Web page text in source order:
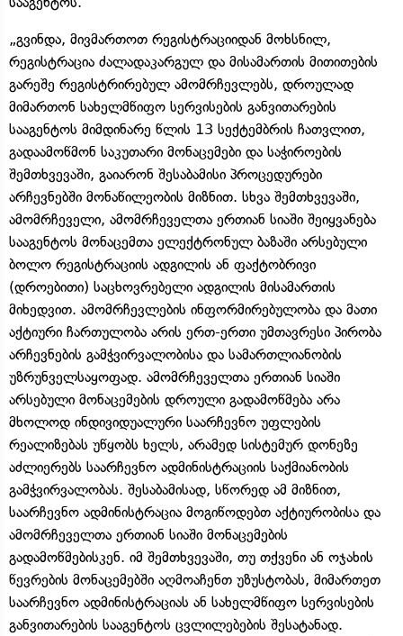
„გვინდა, მივმართოთ რეგისტრაციიდან მოხსნილ,
რეგისტრაცია ძალადაკარგულ და მისამართის მითითების
გარეშე რეგისტრირებულ ამომრჩევლებს, დროულად
მიმართონ სახელმწიფო სერვისების განვითარების
სააგენტოს მიმდინარე წლის 13 სექტემბრის ჩათვლით,
გადაამოწმონ საკუთარი მონაცემები და საჭიროების
შემთხვევაში, გაიარონ შესაბამისი პროცედურები
არჩევნებში მონაწილეობის მიზნით. სხვა შემთხვევაში,
ამომრჩეველი, ამომრჩეველთა ერთიან სიაში შეიყვანება
სააგენტოს მონაცემთა ელექტრონულ ბაზაში არსებული
ბოლო რეგისტრაციის ადგილის ან ფაქტობრივი
(დროებითი) საცხოვრებელი ადგილის მისამართის
მიხედვით. ამომრჩევლების ინფორმირებულობა და მათი
აქტიური ჩართულობა არის ერთ-ერთი უმთავრესი პირობა
არჩევნების გამჭვირვალობისა და სამართლიანობის
უზრუნველსაყოფად. ამომრჩეველთა ერთიან სიაში
არსებული მონაცემების დროული გადამოწმება არა
მხოლოდ ინდივიდუალური საარჩევნო უფლების
რეალიზებას უწყობს ხელს, არამედ სისტემურ დონეზე
აძლიერებს საარჩევნო ადმინისტრაციის საქმიანობის
გამჭვირვალობას. შესაბამისად, სწორედ ამ მიზნით,
საარჩევნო ადმინისტრაცია მოგიწოდებთ აქტიურობისა და
ამომრჩეველთა ერთიან სიაში მონაცემების
გადამოწმებისკენ. იმ შემთხვევაში, თუ თქვენი ან ოჯახის
წევრების მონაცემებში აღმოაჩენთ უზუსტობას, მიმართეთ
საარჩევნო ადმინისტრაციას ან სახელმწიფო სერვისების
განვითარების სააგენტოს ცვლილებების შესატანად.